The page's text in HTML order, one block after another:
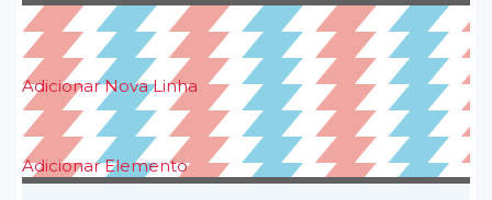
Adicionar Nova Linha
Adicionar Elemento